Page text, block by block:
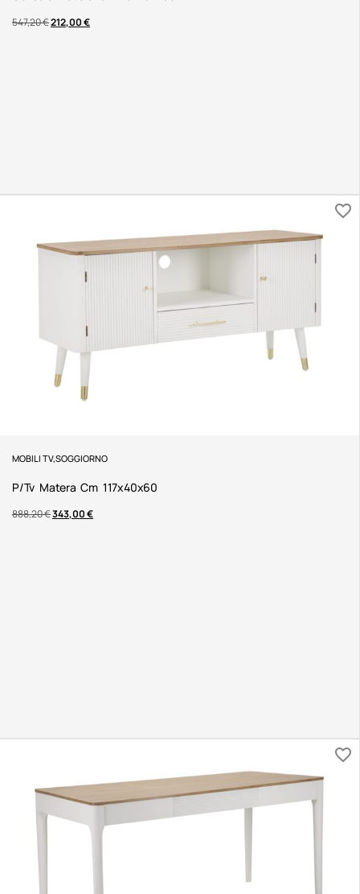
547,20€212,00€
MOBILI TV,SOGGIORNO
P/tv Matera Cm 117x40x60
888,20€343,00€